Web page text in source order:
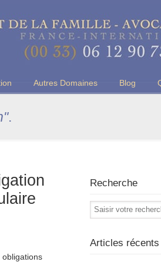
Autres Domaines Blog
.
obligations
Recherche
Articles récents